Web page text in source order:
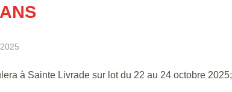
à Sainte Livrade sur lot du 22 au 24 octobre 2025;